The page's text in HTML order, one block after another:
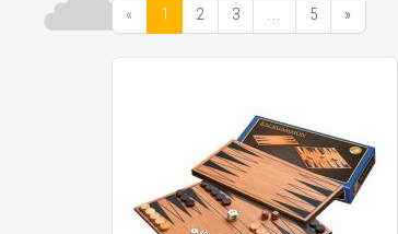
« 1 2 3 ... 5 »